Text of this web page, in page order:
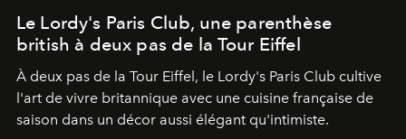
Le Lordy's Paris Club, une parenthèse
british à deux pas de la Tour Eiffel
À deux pas de la Tour Eiffel, le Lordy's Paris Club cultive
l'art de vivre britannique avec une cuisine française de
saison dans un décor aussi élégant qu'intimiste.